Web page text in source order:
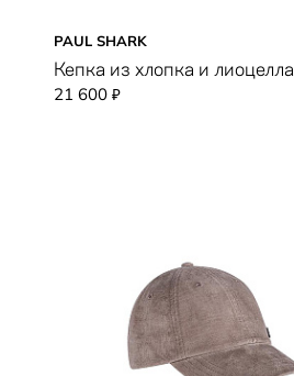
PAUL SHARK
Кепка из хлопка и лиоцелла
21 600 ₽